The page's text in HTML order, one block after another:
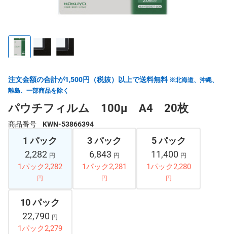
注文金額の合計が1,500円（税抜）以上で送料無料 ※北海道、沖縄、
離島、一部商品を除く
パウチフィルム 100μ A4 20枚
商品番号 KWN-53866394
1 パック
2,282 円
1パック2,282
円
3 パック
6,843 円
1パック2,281
円
5 パック
11,400 円
1パック2,280
円
10 パック
22,790 円
1パック2,279